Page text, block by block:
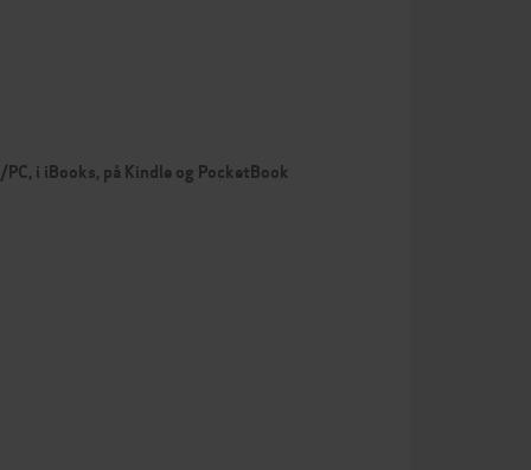
i iBooks, på Kindle og PocketBook